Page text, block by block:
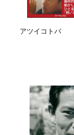
アツイコトバ